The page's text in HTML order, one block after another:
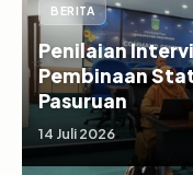
BERITA
Penilaian
Pembinaan
Pasuruan
14 Juli 2026